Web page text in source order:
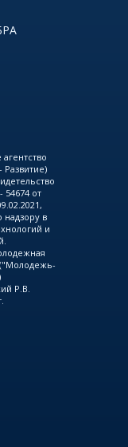
от
в
и
Р.В.